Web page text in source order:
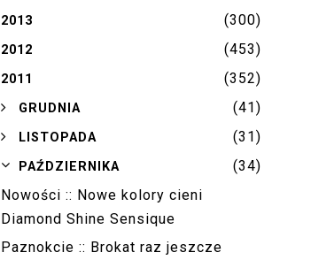
2013 (300)
2012 (453)
2011 (352)
►GRUDNIA (41)
►LISTOPADA (31)
▼PAŹDZIERNIKA
(34)
Nowości :: Nowe kolory cieni
Diamond Shine Sensique
Paznokcie :: Brokat raz jeszcze